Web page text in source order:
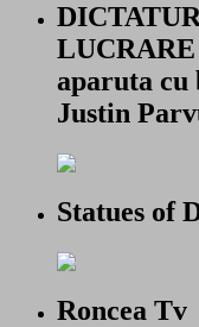
aparuta cu
Justin
Statues of
Roncea Tv